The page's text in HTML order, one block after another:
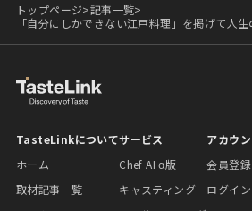
トップページ>記事一覧>
「自分にしかできない江戸料理」を掲げて人
TasteLinkについて
ホーム
取材記事一覧
サービス
Chef AI α版
キャスティング
アカウ
会員登録
ログイン